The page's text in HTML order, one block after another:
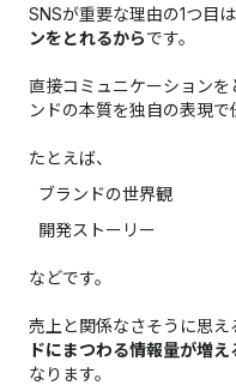
SNSが重要な理由の1つ目は
ンをとれるからです。
直接コミュニケーション
ンドの本質を独自の表現で
たとえば、
ブランドの世界観
開発ストーリー
などです。
売上と関係なさそうに思え
ドにまつわる情報量が増
なります。